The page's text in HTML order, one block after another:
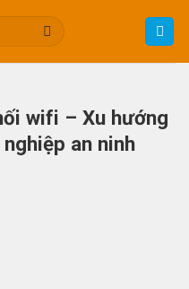
wifi – Xu hướng
an ninh